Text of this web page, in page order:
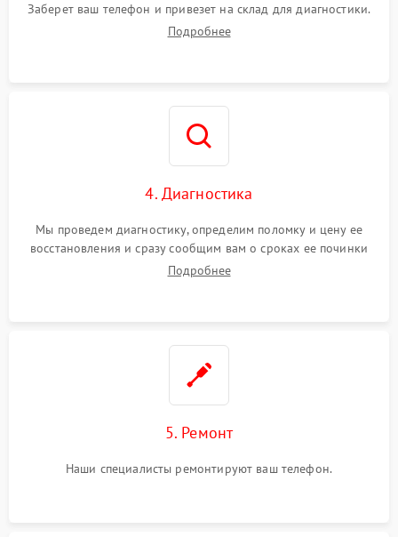
Заберет ваш телефон и привезет на склад для диагностики.
Подробнее
4. Диагностика
Мы проведем диагностику, определим поломку и цену ее
восстановления и сразу сообщим вам о сроках ее починки
Подробнее
5. Ремонт
Наши специалисты ремонтируют ваш телефон.